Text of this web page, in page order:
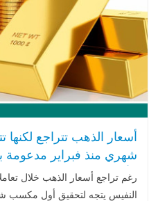
أسعار الذهب تتراجع
شهري منذ فبراير مدعومة
الأمريكي
رغم تراجع أسعار الذهب خلال
النفيس يتجه لتحقيق أول مكسب